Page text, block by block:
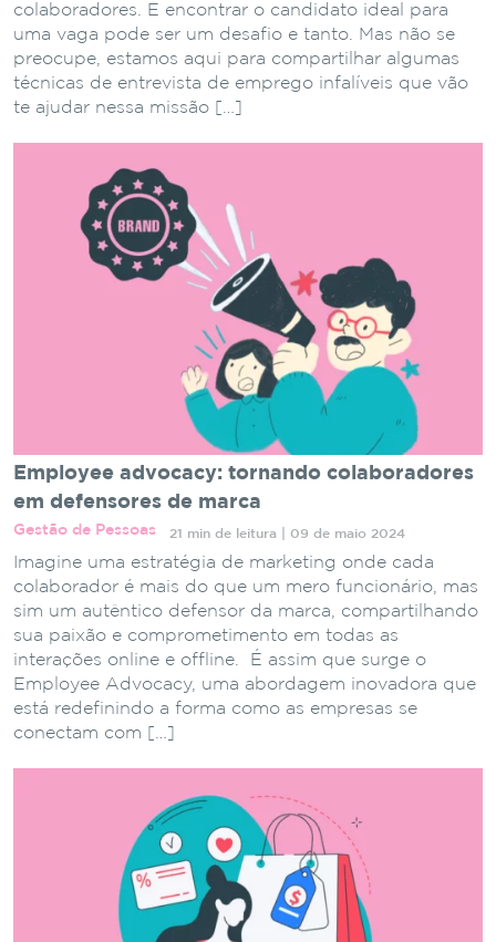
colaboradores. E encontrar o candidato ideal para
uma vaga pode ser um desafio e tanto. Mas não se
preocupe, estamos aqui para compartilhar algumas
técnicas de entrevista de emprego infalíveis que vão
te ajudar nessa missão […]
Employee advocacy: tornando colaboradores
em defensores de marca
Gestão de Pessoas 21 min de leitura | 09 de maio 2024
Imagine uma estratégia de marketing onde cada
colaborador é mais do que um mero funcionário, mas
sim um autêntico defensor da marca, compartilhando
sua paixão e comprometimento em todas as
interações online e offline. É assim que surge o
Employee Advocacy, uma abordagem inovadora que
está redefinindo a forma como as empresas se
conectam com […]